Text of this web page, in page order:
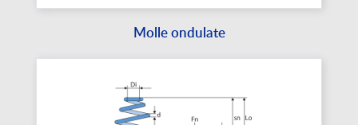
Molle ondulate